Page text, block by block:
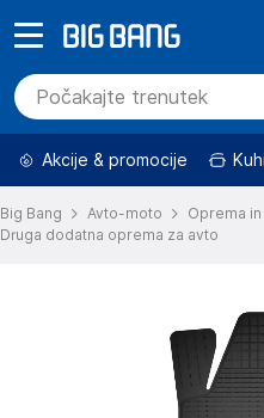
Akcije & promocije
Big Bang Avto-moto
Oprema
Druga dodatna oprema za avto